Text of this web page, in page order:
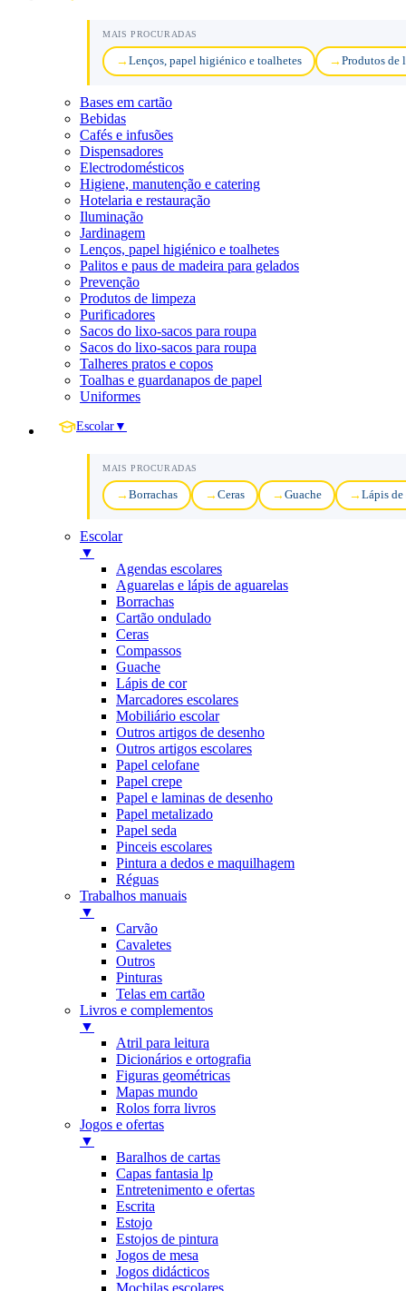
MAIS PROCURADAS
Lenços, papel higiénico e toalhetes Produtos de
Bases em cartão
Bebidas
Cafés e infusões
Dispensadores
Electrodomésticos
Higiene, manutenção e catering
Hotelaria e restauração
Iluminação
Jardinagem
Lenços, papel higiénico e toalhetes
Palitos e paus de madeira para gelados
Prevenção
Produtos de limpeza
Purificadores
Sacos do lixo-sacos para roupa
Sacos do lixo-sacos para roupa
Talheres pratos e copos
Toalhas e guardanapos de papel
Uniformes
Escolar ▼
MAIS PROCURADAS
Borrachas Ceras Guache Lápis de
Escolar
▼
Agendas escolares
Aguarelas e lápis de aguarelas
Borrachas
Cartão ondulado
Ceras
Compassos
Guache
Lápis de cor
Marcadores escolares
Mobiliário escolar
Outros artigos de desenho
Outros artigos escolares
Papel celofane
Papel crepe
Papel e laminas de desenho
Papel metalizado
Papel seda
Pinceis escolares
Pintura a dedos e maquilhagem
Réguas
Trabalhos manuais
▼
Carvão
Cavaletes
Outros
Pinturas
Telas em cartão
Livros e complementos
▼
Atril para leitura
Dicionários e ortografia
Figuras geométricas
Mapas mundo
Rolos forra livros
Jogos e ofertas
▼
Baralhos de cartas
Capas fantasia lp
Entretenimento e ofertas
Escrita
Estojo
Estojos de pintura
Jogos de mesa
Jogos didácticos
Mochilas escolares